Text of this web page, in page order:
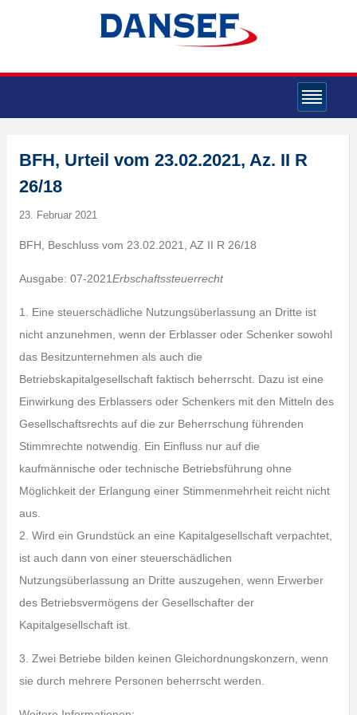
BFH, Urteil vom 23.02.2021, Az. II R
26/18
23. Februar 2021
BFH, Beschluss vom 23.02.2021, AZ II R 26/18
Ausgabe: 07-2021Erbschaftssteuerrecht
1. Eine steuerschädliche Nutzungsüberlassung an Dritte ist
nicht anzunehmen, wenn der Erblasser oder Schenker sowohl
das Besitzunternehmen als auch die
Betriebskapitalgesellschaft faktisch beherrscht. Dazu ist eine
Einwirkung des Erblassers oder Schenkers mit den Mitteln des
Gesellschaftsrechts auf die zur Beherrschung führenden
Stimmrechte notwendig. Ein Einfluss nur auf die
kaufmännische oder technische Betriebsführung ohne
Möglichkeit der Erlangung einer Stimmenmehrheit reicht nicht
aus.
2. Wird ein Grundstück an eine Kapitalgesellschaft verpachtet,
ist auch dann von einer steuerschädlichen
Nutzungsüberlassung an Dritte auszugehen, wenn Erwerber
des Betriebsvermögens der Gesellschafter der
Kapitalgesellschaft ist.
3. Zwei Betriebe bilden keinen Gleichordnungskonzern, wenn
sie durch mehrere Personen beherrscht werden.